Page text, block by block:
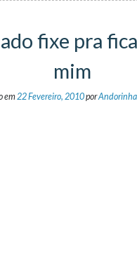
fixe pra
mim
em 22 Fevereiro, 2010porAndorinha